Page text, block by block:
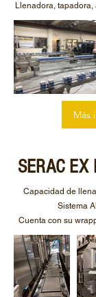
Llenadora,
Más
SERAC
Capacidad de
Sistema
Cuenta con su